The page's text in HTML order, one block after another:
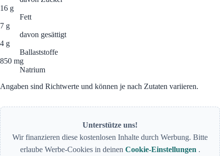
16 g
Fett
7 g
davon gesättigt
4 g
Ballaststoffe
850 mg
Natrium
Angaben sind Richtwerte und können je nach Zutaten variieren.
Unterstütze uns!
Wir finanzieren diese kostenlosen Inhalte durch Werbung. Bitte
erlaube Werbe-Cookies in deinen Cookie-Einstellungen .